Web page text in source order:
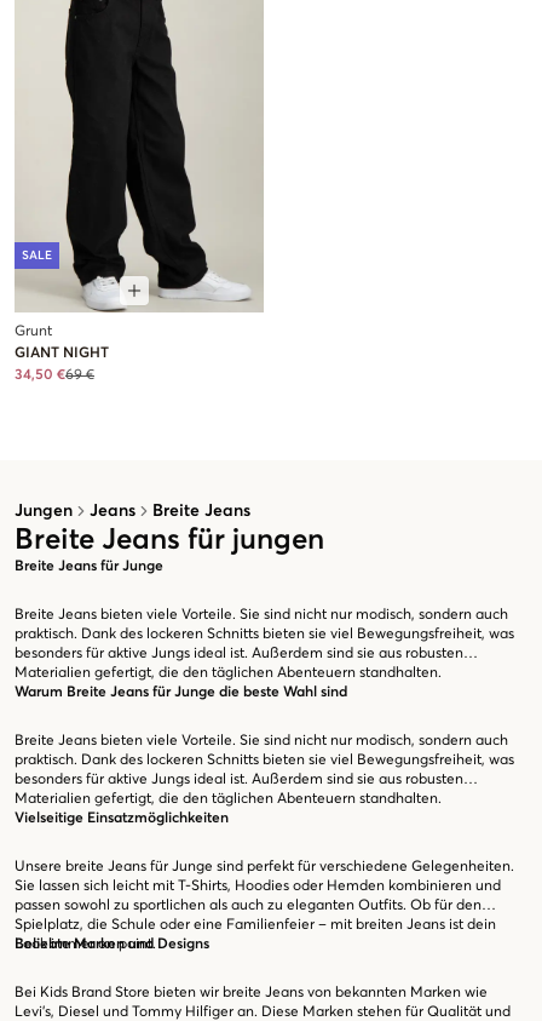
Jungen Jeans Breite Jeans
Breite Jeans für jungen
Breite Jeans für Junge
Breite Jeans bieten viele Vorteile. Sie sind nicht nur modisch, sondern auch
praktisch. Dank des lockeren Schnitts bieten sie viel Bewegungsfreiheit, was
besonders für aktive Jungs ideal ist. Außerdem sind sie aus robusten
Materialien gefertigt, die den täglichen Abenteuern standhalten.
Warum Breite Jeans für Junge die beste Wahl sind
Breite Jeans bieten viele Vorteile. Sie sind nicht nur modisch, sondern auch
praktisch. Dank des lockeren Schnitts bieten sie viel Bewegungsfreiheit, was
besonders für aktive Jungs ideal ist. Außerdem sind sie aus robusten
Materialien gefertigt, die den täglichen Abenteuern standhalten.
Vielseitige Einsatzmöglichkeiten
Unsere breite Jeans für Junge sind perfekt für verschiedene Gelegenheiten.
Sie lassen sich leicht mit T-Shirts, Hoodies oder Hemden kombinieren und
passen sowohl zu sportlichen als auch zu eleganten Outfits. Ob für den
Spielplatz, die Schule oder eine Familienfeier – mit breiten Jeans ist dein
Look immer on point.
Beliebte Marken und Designs
Bei Kids Brand Store bieten wir breite Jeans von bekannten Marken wie
Levi's, Diesel und Tommy Hilfiger an. Diese Marken stehen für Qualität und
SALE
Grunt
GIANT NIGHT
34,50 €69 €